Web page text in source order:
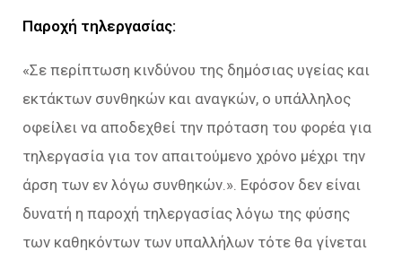
Παροχή τηλεργασίας:
«Σε περίπτωση κινδύνου της δημόσιας υγείας και
εκτάκτων συνθηκών και αναγκών, ο υπάλληλος
οφείλει να αποδεχθεί την πρόταση του φορέα για
τηλεργασία για τον απαιτούμενο χρόνο μέχρι την
άρση των εν λόγω συνθηκών.». Εφόσον δεν είναι
δυνατή η παροχή τηλεργασίας λόγω της φύσης
των καθηκόντων των υπαλλήλων τότε θα γίνεται